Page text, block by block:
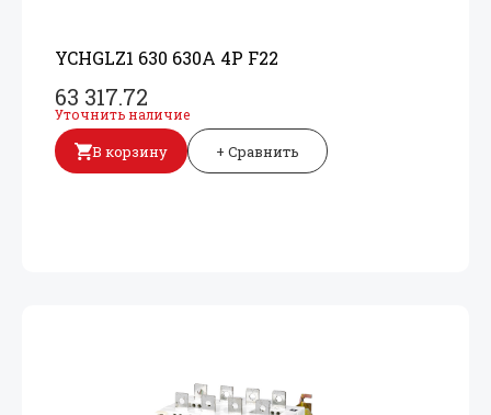
YCHGLZ1 630 630A 4P F22
63 317.72
Уточнить наличие
В корзину + Сравнить